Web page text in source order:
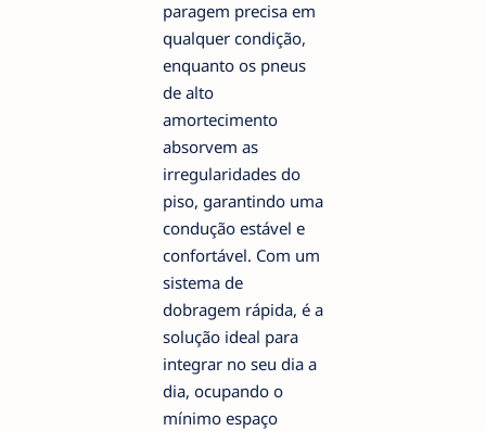
paragem precisa em
qualquer condição,
enquanto os pneus
de alto
amortecimento
absorvem as
irregularidades do
piso, garantindo uma
condução estável e
confortável. Com um
sistema de
dobragem rápida, é a
solução ideal para
integrar no seu dia a
dia, ocupando o
mínimo espaço